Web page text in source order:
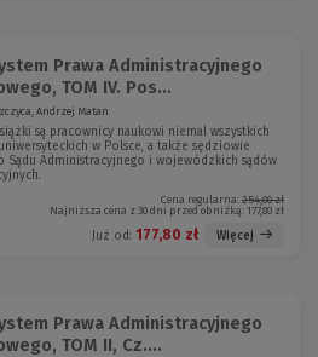
Prawa Administracyjnego
TOM IV. Pos...
Andrzej Matan
są pracownicy naukowi niemal wszystkich
w Polsce, a także sędziowie
Sądu Administracyjnego i wojewódzkich sądów
Cena regularna: 254,00 zł
Najniższa cena z 30 dni przed obniżką: 177,80 zł
Już od: 177,80 zł Więcej
Prawa Administracyjnego
TOM II, Cz....